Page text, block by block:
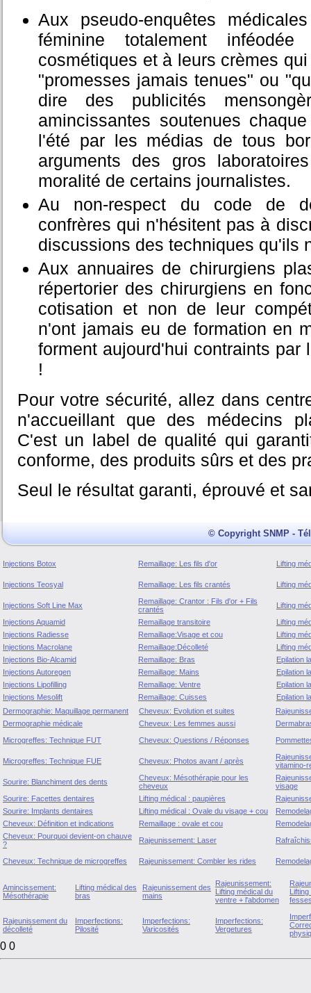
Aux pseudo-enquêtes
féminine totalement
cosmétiques et à leurs crèmes
"promesses jamais tenues" ou
dire des publicités
amincissantes soutenues
l'été par les médias de tous
arguments des gros
moralité de certains journalistes.
Au non-respect du code de
confrères qui n'hésitent pas à
discussions des techniques qu'ils
Aux annuaires de chirurgiens
répertorier des chirurgiens en
cotisation et non de leur
n'ont jamais eu de formation en
forment aujourd'hui contraints par
!
Pour votre sécurité, allez dans
n'accueillant que des médecins
C'est un label de qualité qui
conforme, des produits sûrs et des
Seul le résultat garanti, éprouvé et
© Copyright SNMP -
Injections Botox Remaillage: Les fils d'or Lifting
Injections Teosyal Remaillage: Les fils crantés Lifting
Injections Soft Line Max
Remaillage: Crantor : Fils d'or + Fils
crantés
Lifting
Injections Aquamid
Remaillage transitoire
Lifting
Injections Radiesse
Remaillage:Visage et cou
Lifting
Injections Macrolane
Remaillage:Décolleté
Lifting
Injections Bio-Alcamid
Remaillage: Bras
Epilation
Injections Autoregen
Remaillage: Mains
Epilation
Injections Lipofilling
Remaillage: Ventre
Epilation
Injections Mesolift
Remaillage: Cuisses
Epilation
Dermographie: Maquillage permanent
Cheveux: Evolution et suites
Dermographie médicale
Cheveux: Les femmes aussi
Microgreffes: Technique FUT
Cheveux: Questions / Réponses
Microgreffes: Technique FUE Cheveux: Photos avant / après
vitamino-
Sourire: Blanchiment des dents
Cheveux: Mésothérapie pour les
cheveux
visage
Sourire: Facettes dentaires
Lifting médical : paupières
Sourire: Implants dentaires
Lifting médical : Ovale du visage + cou
Cheveux: Définition et indications
Remaillage : ovale et cou
Cheveux: Pourquoi devient-on chauve
?
Rajeunissement: Laser
Cheveux: Technique de microgreffes Rajeunissement: Combler les rides
Amincissement:
Mésothérapie
Lifting médical des
bras
Rajeunissement des
mains
Rajeunissement:
Lifting médical du
ventre + l'abdomen
Rajeunissement du
décolleté
Imperfections:
Pilosité
Imperfections:
Varicosités
Imperfections:
Vergetures
0 0